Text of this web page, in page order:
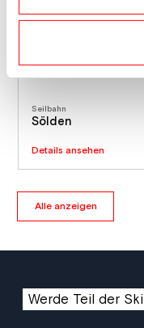
Seilbahn
Sölden
Details ansehen
Alle anzeigen
Werde Teil der